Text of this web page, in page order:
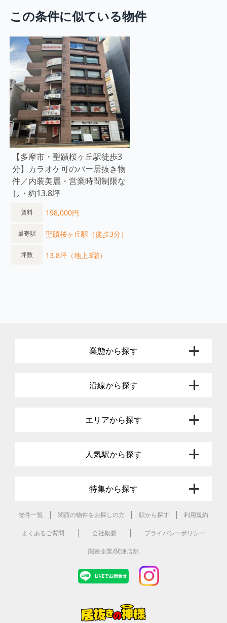
この条件に似ている物件
【多摩市・聖蹟桜ヶ丘駅徒歩3
分】カラオケ可のバー居抜き物
件／内装美麗・営業時間制限な
し・約13.8坪
賃料 198,000円
最寄駅 聖蹟桜ヶ丘駅（徒歩3分）
坪数 13.8坪（地上3階）
業態から探す
沿線から探す
エリアから探す
人気駅から探す
特集から探す
物件一覧 関西の物件をお探しの方 駅から探す 利用規約
よくあるご質問 会社概要 プライバシーポリシー
関連企業/関連店舗